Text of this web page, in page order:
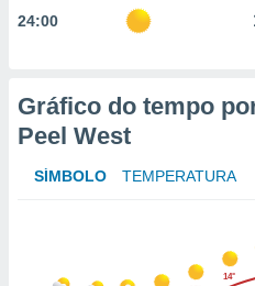
como a
seus
24:00
Gráfico do tempo
Peel West
SÍMBOLO TEMPERATURA
14°